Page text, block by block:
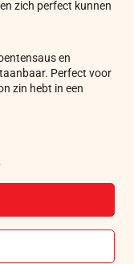
zich perfect kunnen
en
Perfect voor
zin hebt in een